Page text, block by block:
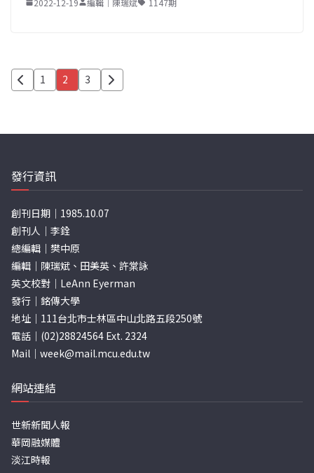
2022-12-19 編輯｜陳瑞斌 1147期
文
分
頁
1 2 3
發行資訊
創刊日期｜1985.10.07
創刊人｜李銓
總編輯｜樊中原
編輯｜陳瑞斌、田美英、許棠詠
英文校對｜LeAnn Eyerman
發行｜銘傳大學
地址｜111台北市士林區中山北路五段250號
電話｜(02)28824564 Ext. 2324
Mail｜ week@mail.mcu.edu.tw
網站連結
世新新聞人報
華岡融媒體
淡江時報